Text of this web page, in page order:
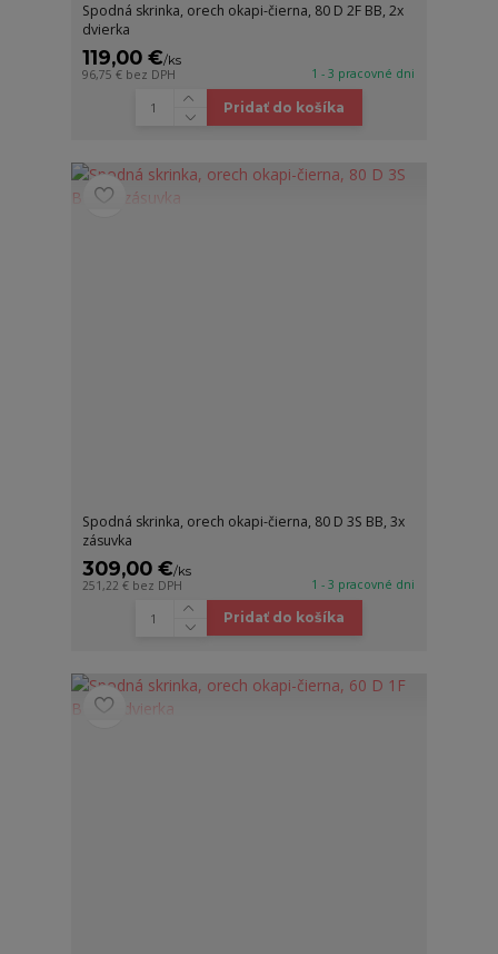
Spodná skrinka, orech okapi-čierna, 80 D 2F BB, 2x
dvierka
119,00 €/ks
96,75 € bez DPH 1 - 3 pracovné dni
Pridať do košíka
Spodná skrinka, orech okapi-čierna, 80 D 3S BB, 3x
zásuvka
309,00 €/ks
251,22 € bez DPH 1 - 3 pracovné dni
Pridať do košíka